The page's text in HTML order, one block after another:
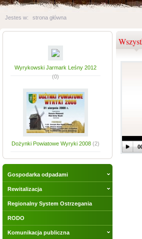
Jestes w: strona główna
Wyrykowski Jarmark Leśny 2012
(0)
Dożynki Powiatowe Wyryki 2008 (2)
Gospodarka odpadami
Rewitalizacja
Regionalny System Ostrzegania
RODO
Komunikacja publiczna